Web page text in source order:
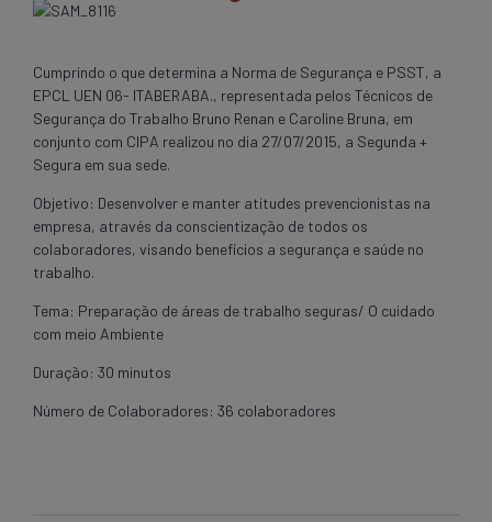
Cumprindo o que determina a Norma de Segurança e PSST, a
EPCL UEN 06- ITABERABA., representada pelos Técnicos de
Segurança do Trabalho Bruno Renan e Caroline Bruna, em
conjunto com CIPA realizou no dia 27/07/2015, a Segunda +
Segura em sua sede.
Objetivo: Desenvolver e manter atitudes prevencionistas na
empresa, através da conscientização de todos os
colaboradores, visando benefícios a segurança e saúde no
trabalho.
Tema: Preparação de áreas de trabalho seguras/ O cuidado
com meio Ambiente
Duração: 30 minutos
Número de Colaboradores: 36 colaboradores